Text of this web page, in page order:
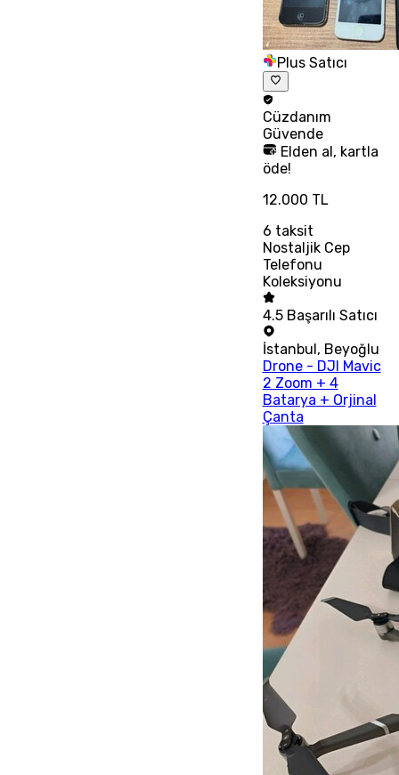
Plus Satıcı
Cüzdanım
Güvende
Elden al, kartla
öde!
12.000 TL
6 taksit
Nostaljik Cep
Telefonu
Koleksiyonu
4.5 Başarılı Satıcı
İstanbul, Beyoğlu
Drone - DJI Mavic
2 Zoom + 4
Batarya + Orjinal
Çanta